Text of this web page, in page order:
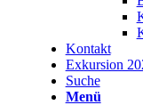
Kontakt
Exkursion
Suche
Menü